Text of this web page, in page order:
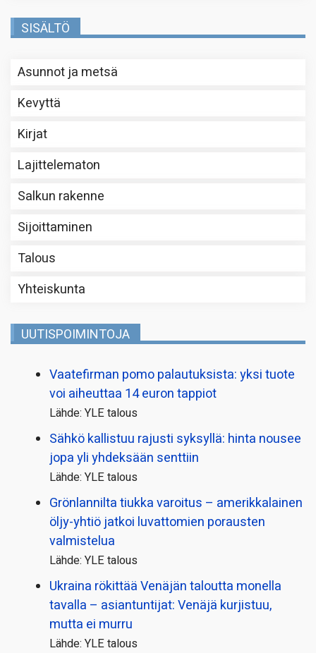
SISÄLTÖ
Asunnot ja metsä
Kevyttä
Kirjat
Lajittelematon
Salkun rakenne
Sijoittaminen
Talous
Yhteiskunta
UUTISPOIMINTOJA
Vaatefirman pomo palautuksista: yksi tuote
voi aiheuttaa 14 euron tappiot
Lähde: YLE talous
Sähkö kallistuu rajusti syksyllä: hinta nousee
jopa yli yhdeksään senttiin
Lähde: YLE talous
Grönlannilta tiukka varoitus – amerikkalainen
öljy-yhtiö jatkoi luvattomien porausten
valmistelua
Lähde: YLE talous
Ukraina rökittää Venäjän taloutta monella
tavalla – asiantuntijat: Venäjä kurjistuu,
mutta ei murru
Lähde: YLE talous